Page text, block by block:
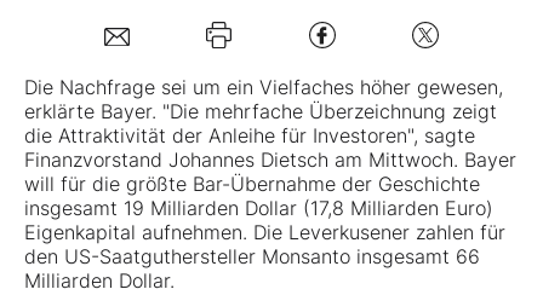
Folgen Sie uns
Kontakt
Die Nachfrage sei um ein Vielfaches höher gewesen,
erklärte Bayer. "Die mehrfache Überzeichnung zeigt
die Attraktivität der Anleihe für Investoren", sagte
Finanzvorstand Johannes Dietsch am Mittwoch. Bayer
will für die größte Bar-Übernahme der Geschichte
insgesamt 19 Milliarden Dollar (17,8 Milliarden Euro)
Eigenkapital aufnehmen. Die Leverkusener zahlen für
den US-Saatguthersteller Monsanto insgesamt 66
Milliarden Dollar.